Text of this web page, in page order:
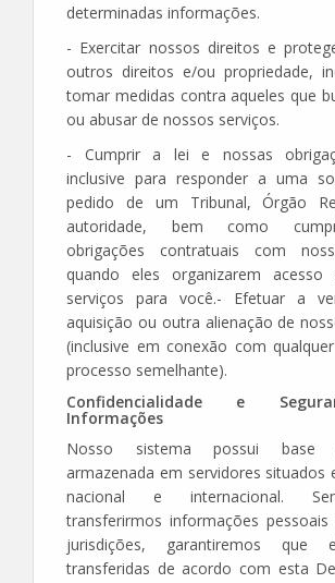
determinadas informações.
- Exercitar nossos direitos e
outros direitos e/ou propriedade,
tomar medidas contra aqueles que
ou abusar de nossos serviços.
- Cumprir a lei e nossas
inclusive para responder a uma
pedido de um Tribunal, Órgão
autoridade, bem como
obrigações contratuais com
quando eles organizarem acesso
serviços para você.- Efetuar a
aquisição ou outra alienação de
(inclusive em conexão com
processo semelhante).
Confidencialidade e
Informações
Nosso sistema possui base
armazenada em servidores situados
nacional e internacional.
transferirmos informações
jurisdições, garantiremos que
transferidas de acordo com esta